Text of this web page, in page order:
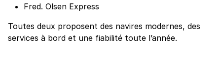
Fred. Olsen Express
Toutes deux proposent des navires modernes, des
services à bord et une fiabilité toute l’année.